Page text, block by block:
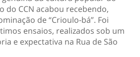
do CCN acabou recebendo,
de “Crioulo-bá”. Foi
ensaios, realizados sob um
e expectativa na Rua de São